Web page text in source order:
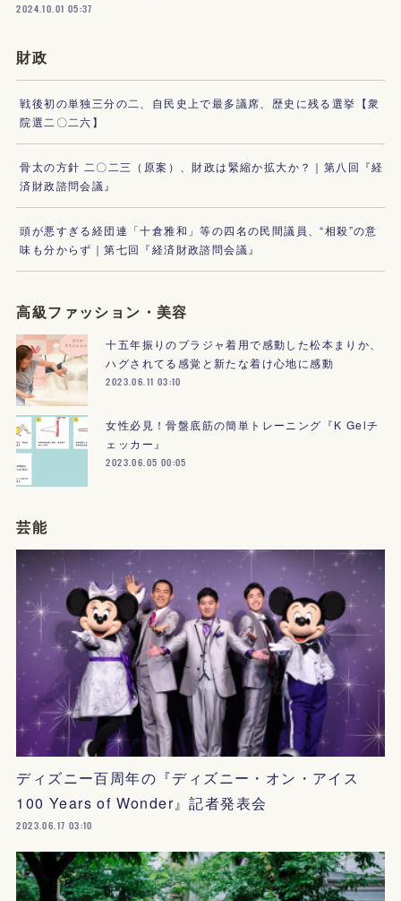
2024.10.01 05:37
財政
戦後初の単独三分の二、自民史上で最多議席、歴史に残る選挙【衆
院選二〇二六】
骨太の方針 二〇二三（原案）、財政は緊縮か拡大か？｜第八回『経
済財政諮問会議』
頭が悪すぎる経団連「十倉雅和」等の四名の民間議員、“相殺”の意
味も分からず｜第七回『経済財政諮問会議』
高級ファッション・美容
十五年振りのブラジャ着用で感動した松本まりか、
ハグされてる感覚と新たな着け心地に感動
2023.06.11 03:10
女性必見！骨盤底筋の簡単トレーニング『K Gelチ
ェッカー』
2023.06.05 00:05
芸能
ディズニー百周年の『ディズニー・オン・アイス
100 Years of Wonder』記者発表会
2023.06.17 03:10